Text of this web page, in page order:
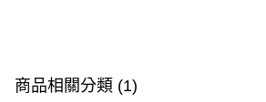
商品相關分類 (1)